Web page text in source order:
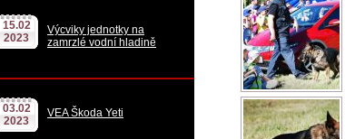
15.02
2023
Výcviky jednotky na
zamrzlé vodní hladině
03.02
2023
VEA Škoda Yeti